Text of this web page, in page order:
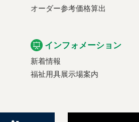
オーダー参考価格算出
インフォメーション
新着情報
福祉用具展示場案内